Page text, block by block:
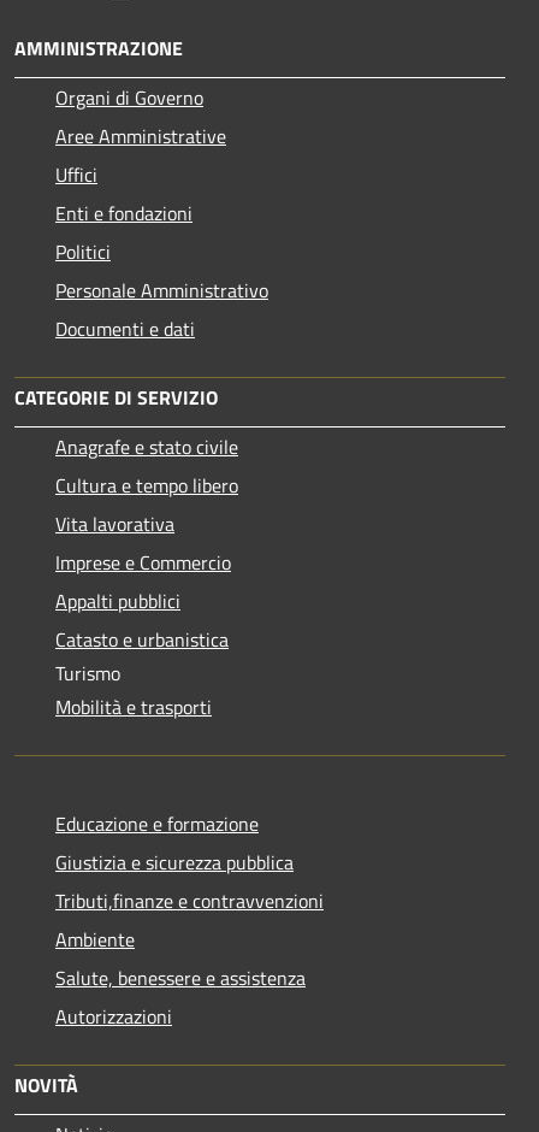
AMMINISTRAZIONE
Organi di Governo
Aree Amministrative
Uffici
Enti e fondazioni
Politici
Personale Amministrativo
Documenti e dati
CATEGORIE DI SERVIZIO
Anagrafe e stato civile
Cultura e tempo libero
Vita lavorativa
Imprese e Commercio
Appalti pubblici
Catasto e urbanistica
Turismo
Mobilità e trasporti
Educazione e formazione
Giustizia e sicurezza pubblica
Tributi,finanze e contravvenzioni
Ambiente
Salute, benessere e assistenza
Autorizzazioni
NOVITÀ